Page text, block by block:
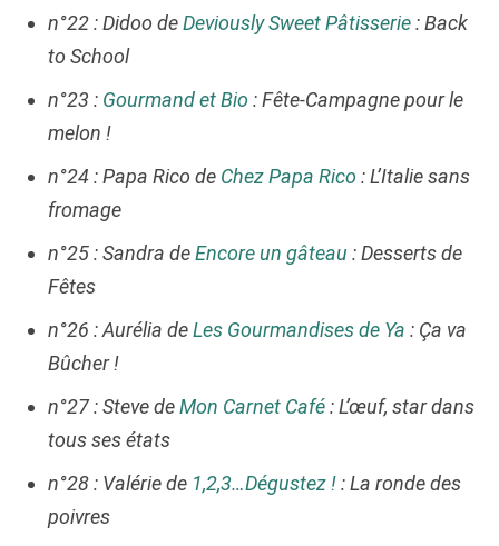
n°22 : Didoo deDeviously Sweet Pâtisserie: Back
to School
n°23 : Gourmand et Bio : Fête-Campagne pour le
melon !
n°24 : Papa Rico de Chez Papa Rico : L’Italie sans
fromage
n°25 : Sandra deEncore un gâteau : Desserts de
Fêtes
n°26 : Aurélia deLes Gourmandises de Ya : Ça va
Bûcher !
n°27 : Steve deMon Carnet Café: L’œuf, star dans
tous ses états
n°28 : Valérie de 1,2,3…Dégustez !: La ronde des
poivres